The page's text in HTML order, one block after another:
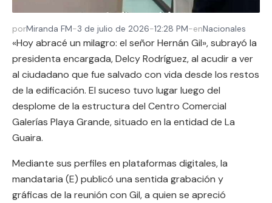
porMiranda FM-3 de julio de 2026-12:28 PM-enNacionales
«Hoy abracé un milagro: el señor Hernán Gil», subrayó la
presidenta encargada, Delcy Rodríguez, al acudir a ver
al ciudadano que fue salvado con vida desde los restos
de la edificación. El suceso tuvo lugar luego del
desplome de la estructura del Centro Comercial
Galerías Playa Grande, situado en la entidad de La
Guaira.
Mediante sus perfiles en plataformas digitales, la
mandataria (E) publicó una sentida grabación y
gráficas de la reunión con Gil, a quien se apreció